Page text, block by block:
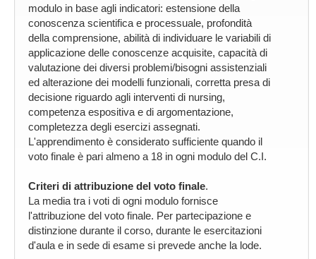
modulo in base agli indicatori: estensione della
conoscenza scientifica e processuale, profondità
della comprensione, abilità di individuare le variabili di
applicazione delle conoscenze acquisite, capacità di
valutazione dei diversi problemi/bisogni assistenziali
ed alterazione dei modelli funzionali, corretta presa di
decisione riguardo agli interventi di nursing,
competenza espositiva e di argomentazione,
completezza degli esercizi assegnati.
L'apprendimento è considerato sufficiente quando il
voto finale è pari almeno a 18 in ogni modulo del C.I.
Criteri di attribuzione del voto finale.
La media tra i voti di ogni modulo fornisce
l'attribuzione del voto finale. Per partecipazione e
distinzione durante il corso, durante le esercitazioni
d'aula e in sede di esame si prevede anche la lode.